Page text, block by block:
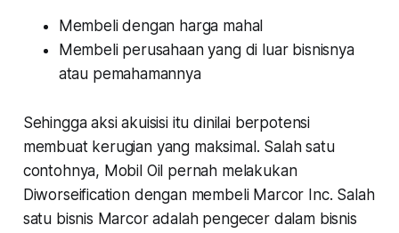
Membeli dengan harga mahal
Membeli perusahaan yang di luar bisnisnya
atau pemahamannya
Sehingga aksi akuisisi itu dinilai berpotensi
membuat kerugian yang maksimal. Salah satu
contohnya, Mobil Oil pernah melakukan
Diworseification dengan membeli Marcor Inc. Salah
satu bisnis Marcor adalah pengecer dalam bisnis